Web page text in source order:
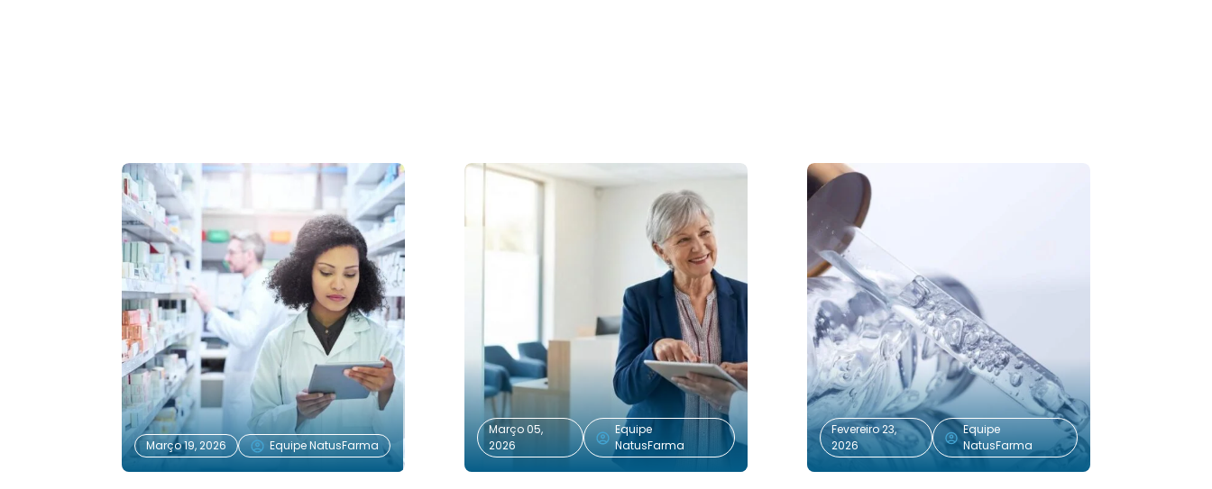
Março 19, 2026 Equipe NatusFarma
Março 05,
2026
Equipe
NatusFarma
Fevereiro 23,
2026
Equipe
NatusFarma